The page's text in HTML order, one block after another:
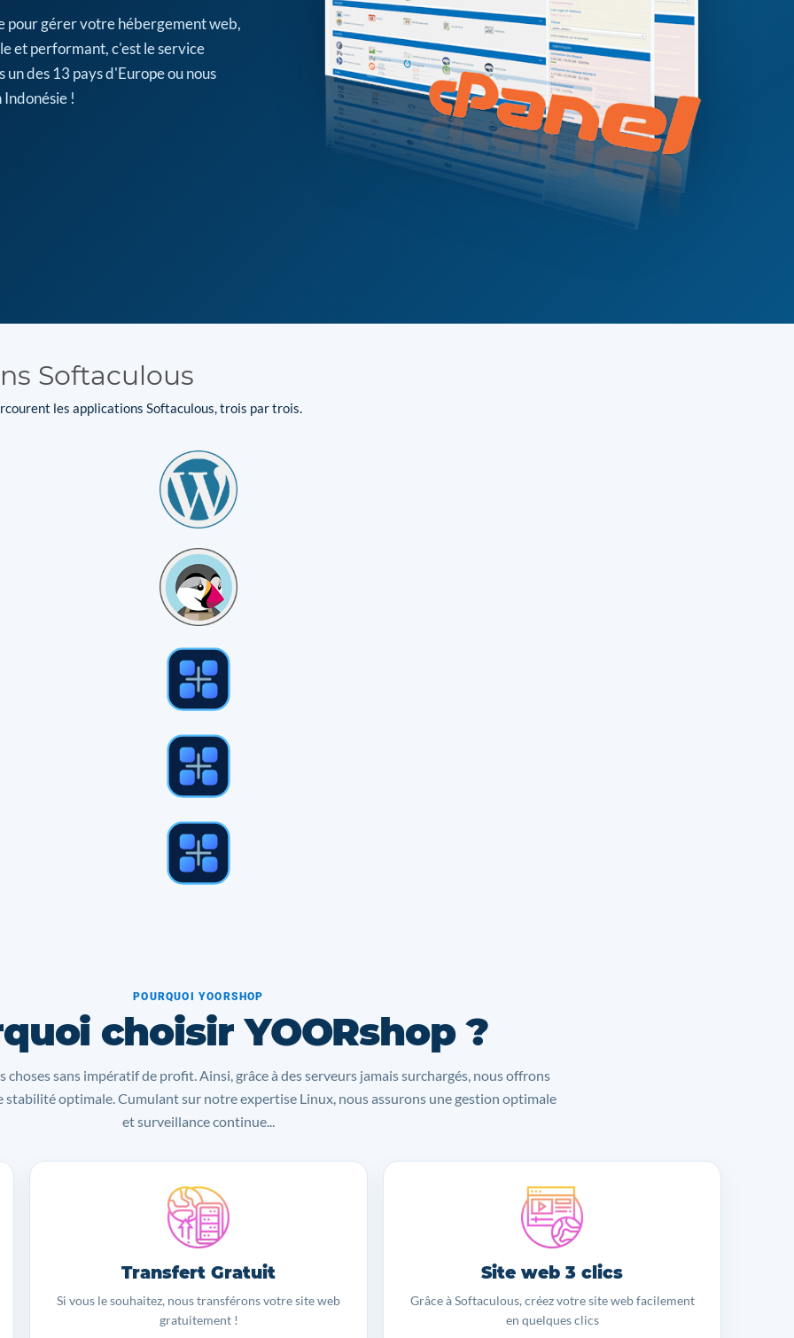
pour gérer votre hébergement web,
et performant, c'est le service
des 13 pays d'Europe ou nous
Indonésie !
Softaculous
les applications Softaculous, trois par trois.
POURQUOI YOORSHOP
choisir YOORshop ?
choses sans impératif de profit. Ainsi, grâce à des serveurs jamais surchargés, nous offrons
stabilité optimale. Cumulant sur notre expertise Linux, nous assurons une gestion optimale
et surveillance continue...
Transfert Gratuit
Si vous le souhaitez, nous transférons votre site web
gratuitement !
Site web 3 clics
Grâce à Softaculous, créez votre site web facilement
en quelques clics